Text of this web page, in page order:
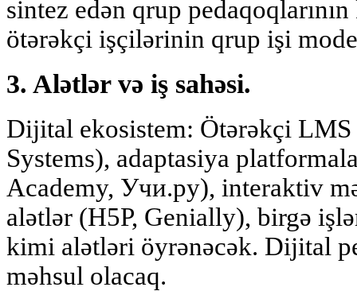
sintez edən qrup
ötərəkçi işçilərinin qrup işi
3. Alətlər və iş sahəsi.
Dijital ekosistem: Ötərəkçi
Systems), adaptasiya
Academy, Учи.ру), interaktiv
alətlər (H5P, Genially), birgə
kimi alətləri öyrənəcək. Dijital
məhsul olacaq.